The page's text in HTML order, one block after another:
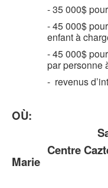
- 35 000$
- 45 000$
enfant à
- 45 000$
par personne
- revenus
OÙ:
Salle
Centre Caztel,
Marie